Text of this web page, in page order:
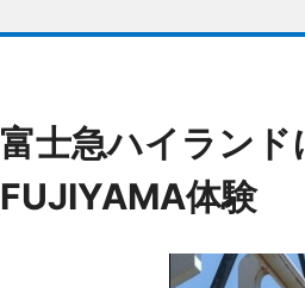
富士急ハイラン
FUJIYAMA体験